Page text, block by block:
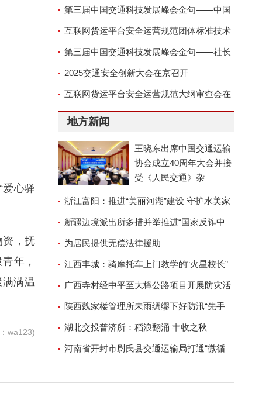
爱心驿
资，抚
年，
满温
wa123)
的故事演讲座谈会
第三届中国交通科技发展峰会金句——中国
交通运输协会副会长兼秘
互联网货运平台安全运营规范团体标准技术
审查会顺利召开
第三届中国交通科技发展峰会金句——社长
郑德岭
2025交通安全创新大会在京召开
互联网货运平台安全运营规范大纲审查会在
京召开
地方新闻
王晓东出席中国交通运输
协会成立40周年大会并接
受《人民交通》杂
浙江富阳：推进“美丽河湖”建设 守护水美家
园新疆边境派出所多措并举推进“国家反诈中
心”APP安装工作
为居民提供无偿法律援助
江西丰城：骑摩托车上门教学的“火星校长”
广西寺村经中平至大樟公路项目开展防灾活
动陕西魏家楼管理所未雨绸缪下好防汛“先手
棋”湖北交投普济所：稻浪翻涌 丰收之秋
河南省开封市尉氏县交通运输局打通“微循